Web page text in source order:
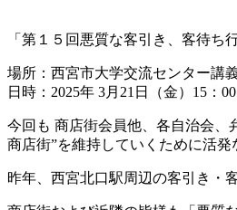
「第１５回悪質な客引き、客待ち
場所：西宮市大学交流センター講
日時：2025年 3月21日（金）15：00
今回も 商店街会員他、各自治会、
商店街”を維持していくために活発
昨年、西宮北口駅周辺の客引き・